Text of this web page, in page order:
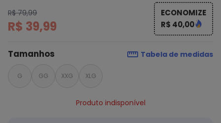
R$ 79,99
R$ 39,99
ECONOMIZE
R$ 40,00
Tamanhos Tabela de medidas
G GG XXG XLG
Produto indisponível